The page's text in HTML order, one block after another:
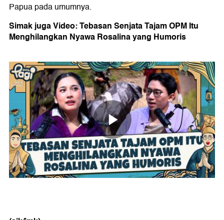
Papua pada umumnya.
Simak juga Video: Tebasan Senjata Tajam OPM Itu
Menghilangkan Nyawa Rosalina yang Humoris